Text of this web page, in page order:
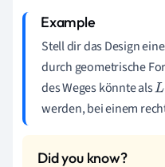
Stell dir das Design
durch geometrische
des Weges könnte alsL=
werden, bei einem